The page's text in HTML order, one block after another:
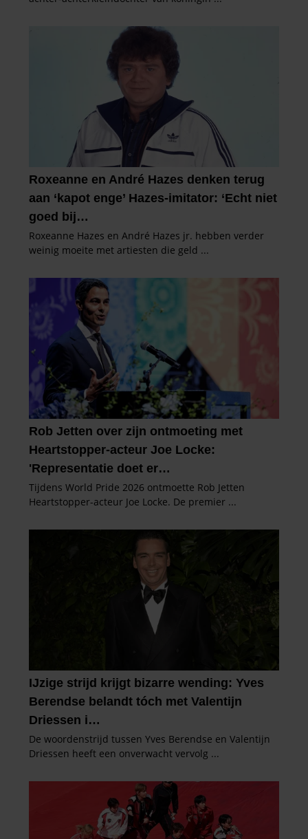
informatie die u aan ze heeft verstrekt of die ze hebben
verzameld op basis van uw gebruik van hun services. U
gaat akkoord met onze cookies als u onze website blijft